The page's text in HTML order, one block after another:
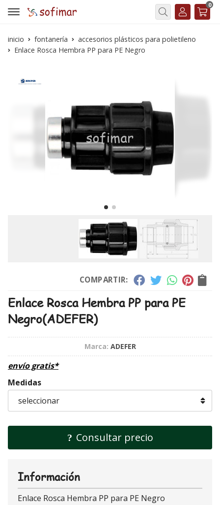
Buscar
0
inicio fontanería
accesorios plásticos para polietileno
Enlace Rosca Hembra PP para PE Negro
COMPARTIR:
Enlace Rosca Hembra PP para PE
Negro(ADEFER)
Marca: ADEFER
envío gratis*
Medidas
Consultar precio
Información
Enlace Rosca Hembra PP para PE Negro